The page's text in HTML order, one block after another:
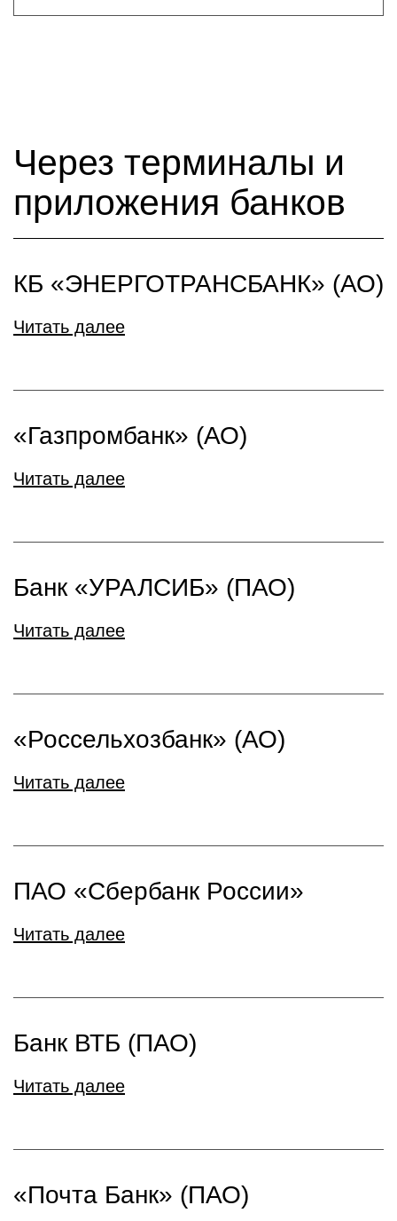
Через терминалы и
приложения банков
КБ «ЭНЕРГОТРАНСБАНК» (АО)
Читать далее
«Газпромбанк» (АО)
Читать далее
Банк «УРАЛСИБ» (ПАО)
Читать далее
«Россельхозбанк» (АО)
Читать далее
ПАО «Сбербанк России»
Читать далее
Банк ВТБ (ПАО)
Читать далее
«Почта Банк» (ПАО)